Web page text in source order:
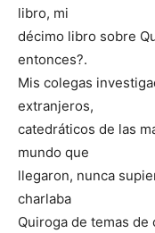
libro, mi
décimo libro sobre
entonces?.
Mis colegas
extranjeros,
catedráticos de las
mundo que
llegaron, nunca
charlaba
Quiroga de temas de